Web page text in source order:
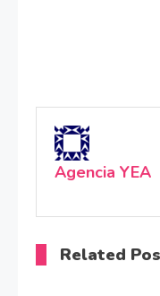
Agencia YEA
Related